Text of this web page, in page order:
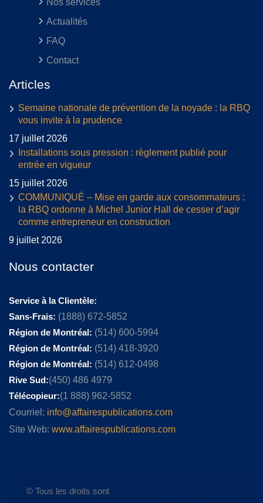
Nos services
Actualités
FAQ
Contact
Articles
Semaine nationale de prévention de la noyade : la RBQ
vous invite à la prudence
17 juillet 2026
Installations sous pression : règlement publié pour
entrée en vigueur
15 juillet 2026
COMMUNIQUÉ – Mise en garde aux consommateurs :
la RBQ ordonne à Michel Junior Hall de cesser d’agir
comme entrepreneur en construction
9 juillet 2026
Nous contacter
Service à la Clientèle:
Sans-Frais: (1888) 672-5852
Région de Montréal: (514) 600-5994
Région de Montréal: (514) 418-3920
Région de Montréal: (514) 612-0498
Rive Sud:(450) 486 4979
Télécopieur:(1 888) 962-5852
Courriel: info@affairespublications.com
Site Web: www.affairespublications.com
© Tous les droits sont